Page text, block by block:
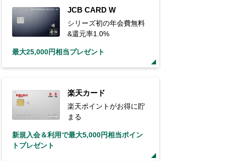
JCB CARD W
シリーズ初の年会費無料
&還元率1.0%
最大25,000円相当プレゼント
楽天カード
楽天ポイントがお得に貯
まる
新規入会＆利用で最大5,000円相当ポイン
トプレゼント